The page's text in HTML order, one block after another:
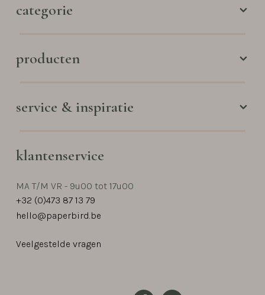
categorie
producten
service & inspiratie
klantenservice
MA T/M VR - 9u00 tot 17u00
+32 (0)473 87 13 79
hello@paperbird.be
Veelgestelde vragen